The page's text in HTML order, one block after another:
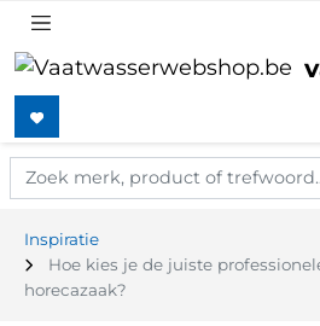
Inspiratie
Hoe kies je de juiste
horecazaak?